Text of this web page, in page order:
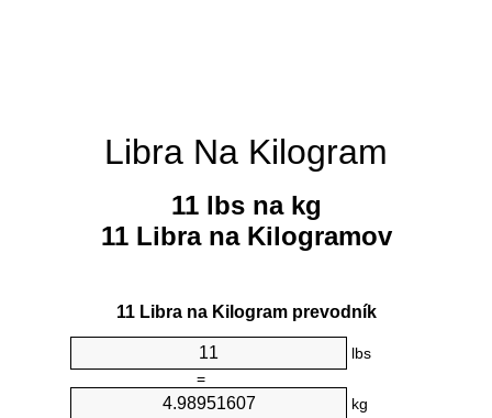
Libra Na Kilogram
11 lbs na kg
11 Libra na Kilogramov
11 Libra na Kilogram prevodník
lbs
=
kg